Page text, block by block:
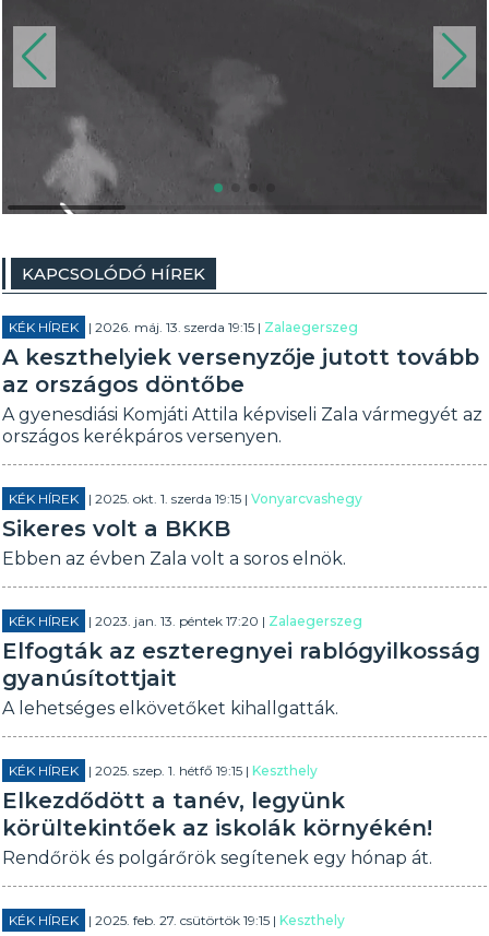
KAPCSOLÓDÓ HÍREK
KÉK HÍREK | 2026. máj. 13. szerda 19:15 | Zalaegerszeg
A keszthelyiek versenyzője jutott tovább
az országos döntőbe
A gyenesdiási Komjáti Attila képviseli Zala vármegyét az
országos kerékpáros versenyen.
KÉK HÍREK | 2025. okt. 1. szerda 19:15 |Vonyarcvashegy
Sikeres volt a BKKB
Ebben az évben Zala volt a soros elnök.
KÉK HÍREK | 2023. jan. 13. péntek 17:20 | Zalaegerszeg
Elfogták az eszteregnyei rablógyilkosság
gyanúsítottjait
A lehetséges elkövetőket kihallgatták.
KÉK HÍREK | 2025. szep. 1. hétfő 19:15 |Keszthely
Elkezdődött a tanév, legyünk
körültekintőek az iskolák környékén!
Rendőrök és polgárőrök segítenek egy hónap át.
KÉK HÍREK | 2025. feb. 27. csütörtök 19:15 |Keszthely